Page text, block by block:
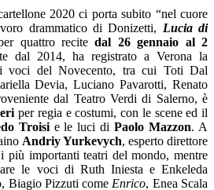
2020 ci porta subito “nel cuore
drammatico di Donizetti, Lucia di
quattro recitedal 26 gennaio al 2
dal 2014, ha registrato a Verona la
voci del Novecento, tra cui Toti Dal
Devia, Luciano Pavarotti, Renato
dal Teatro Verdi di Salerno, è
per regia e costumi, con le scene ed il
Troisie le luci diPaolo Mazzon. A
Andriy Yurkevych, esperto direttore
più importanti teatri del mondo, mentre
le voci di Ruth Iniesta e Enkeleda
Biagio Pizzuti come Enrico, Enea Scala